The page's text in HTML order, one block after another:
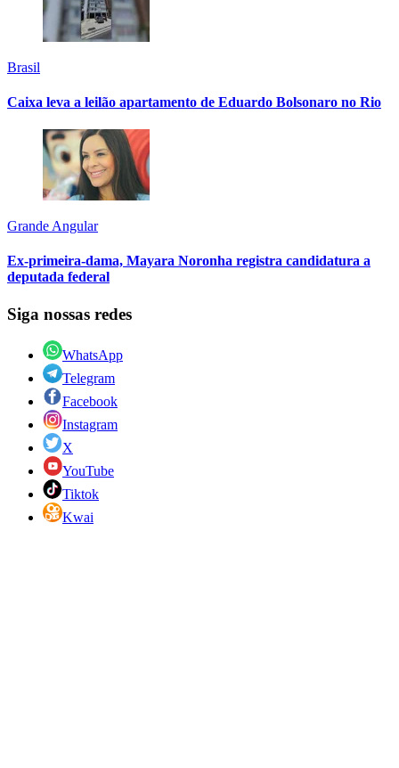
Brasil
Caixa leva a leilão apartamento de Eduardo Bolsonaro no Rio
Grande Angular
Ex-primeira-dama, Mayara Noronha registra candidatura a
deputada federal
Siga nossas redes
WhatsApp
Telegram
Facebook
Instagram
X
YouTube
Tiktok
Kwai